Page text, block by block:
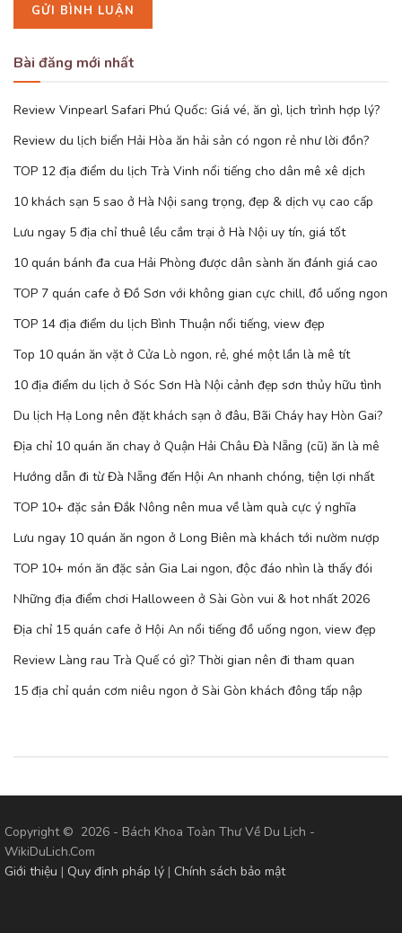
Bài đăng mới nhất
Review Vinpearl Safari Phú Quốc: Giá vé, ăn gì, lịch trình hợp lý?
Review du lịch biển Hải Hòa ăn hải sản có ngon rẻ như lời đồn?
TOP 12 địa điểm du lịch Trà Vinh nổi tiếng cho dân mê xê dịch
10 khách sạn 5 sao ở Hà Nội sang trọng, đẹp & dịch vụ cao cấp
Lưu ngay 5 địa chỉ thuê lều cắm trại ở Hà Nội uy tín, giá tốt
10 quán bánh đa cua Hải Phòng được dân sành ăn đánh giá cao
TOP 7 quán cafe ở Đồ Sơn với không gian cực chill, đồ uống ngon
TOP 14 địa điểm du lịch Bình Thuận nổi tiếng, view đẹp
Top 10 quán ăn vặt ở Cửa Lò ngon, rẻ, ghé một lần là mê tít
10 địa điểm du lịch ở Sóc Sơn Hà Nội cảnh đẹp sơn thủy hữu tình
Du lịch Hạ Long nên đặt khách sạn ở đâu, Bãi Cháy hay Hòn Gai?
Địa chỉ 10 quán ăn chay ở Quận Hải Châu Đà Nẵng (cũ) ăn là mê
Hướng dẫn đi từ Đà Nẵng đến Hội An nhanh chóng, tiện lợi nhất
TOP 10+ đặc sản Đắk Nông nên mua về làm quà cực ý nghĩa
Lưu ngay 10 quán ăn ngon ở Long Biên mà khách tới nườm nượp
TOP 10+ món ăn đặc sản Gia Lai ngon, độc đáo nhìn là thấy đói
Những địa điểm chơi Halloween ở Sài Gòn vui & hot nhất 2026
Địa chỉ 15 quán cafe ở Hội An nổi tiếng đồ uống ngon, view đẹp
Review Làng rau Trà Quế có gì? Thời gian nên đi tham quan
15 địa chỉ quán cơm niêu ngon ở Sài Gòn khách đông tấp nập
Copyright © 2026 - Bách Khoa Toàn Thư Về Du Lịch -
WikiDuLich.Com
Giới thiệu | Quy định pháp lý | Chính sách bảo mật